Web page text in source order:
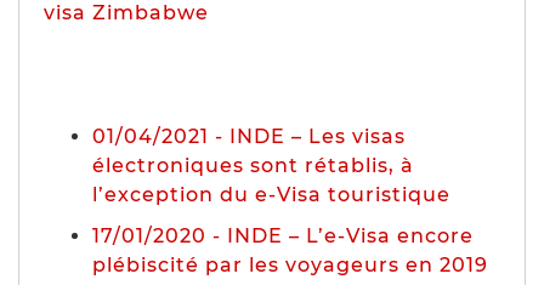
visa Zimbabwe
01/04/2021 - INDE – Les visas
électroniques sont rétablis, à
l’exception du e-Visa touristique
17/01/2020 - INDE – L’e-Visa encore
plébiscité par les voyageurs en 2019